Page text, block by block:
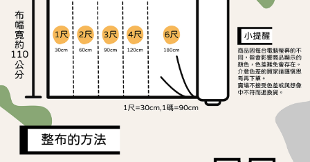
2.透過簡訊連結打開帳單後，可選擇「超商條碼／台灣大直營門市／銀行轉
帳／街口支付／iPASS MONEY」等通路繳費。
【注意事項】
1.本服務係由「台灣大哥大股份有限公司」（以下簡稱本公司）所提供，讓
用戶於交易時，得透過本服務購買商品或服務，並由商店將買賣／分期付款
買賣價金債權讓與本公司後，依約使用本公司帳單繳交帳款。
2.基於同意付款使用「大哥付你分期」之契約關係目的，商店將以您的個人
資料（包含姓名、電話或地址）提供予台灣大哥大進項蒐集、處理及利用，
由本公司與您本人進行分期帳單所需資料之確認、核對及更正。
3.完整用戶服務條款，請詳閱以下連結：
１．於結帳方式選擇「AFTEE先享後付」後，將跳轉至「AFTEE先享後付」
結帳頁面，進行簡訊認證並確認金額後，即可完成結帳。
２．訂單成立數日內，您將收到繳費通知簡訊。
３．收到繳費通知簡訊後14天內，點擊此簡訊中的連結，可透過四大超商／
ATM／網路銀行／等多元方式進行付款，方視為交易完成。
※ 請注意：結帳手續完成當下不需立刻繳費，但若您需要取消訂單，請聯絡
購買商品的店家。未經商家同意取消之訂單仍視為有效，需透過AFTEE先享
後付繳納相關費用。
※ 交易是否成功請以「AFTEE先享後付 」之結帳頁面顯示為準，若有關於
是否繳費成功／繳費後需取消欲退款等相關疑問，請聯繫「AFTEE先享後付
客戶支援中心」https://netprotections.freshdesk.com/support/home
【注意事項】
7-11取貨付款
每筆NT$65，滿NT$1,500(含以上)免運費
宅配
每筆NT$150，滿NT$1,500(含以上)免運費
離島宅配
每筆NT$240